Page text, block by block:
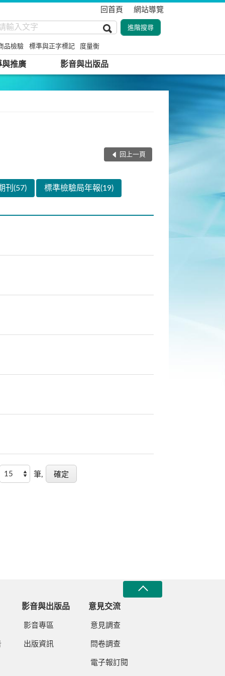
回首頁 網站導覽
品檢驗 標準與正字標記 度量衡
與推廣 影音與出版品
回上一頁
刊(57) 標準檢驗局年報(19)
筆,
影音與出版品
影音專區
出版資訊
意見交流
意見調查
問卷調查
電子報訂閱